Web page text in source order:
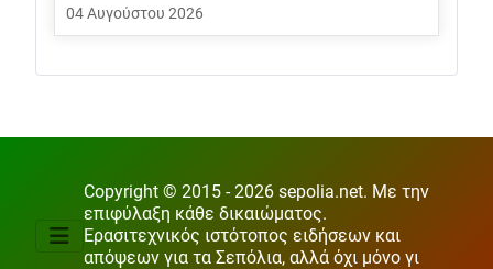
04 Αυγούστου 2026
Copyright © 2015 - 2026 sepolia.net. Με την
επιφύλαξη κάθε δικαιώματος.
Ερασιτεχνικός ιστότοπος ειδήσεων και
απόψεων για τα Σεπόλια, αλλά όχι μόνο γι